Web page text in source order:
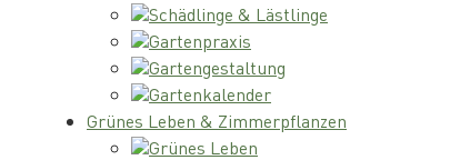
Schädlinge & Lästlinge
Gartenpraxis
Gartengestaltung
Gartenkalender
Grünes Leben & Zimmerpflanzen
Grünes Leben